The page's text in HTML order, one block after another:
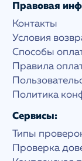
Правовая
Контакты
Условия
Способы
Правила
Политика
Сервисы:
Типы
Проверка